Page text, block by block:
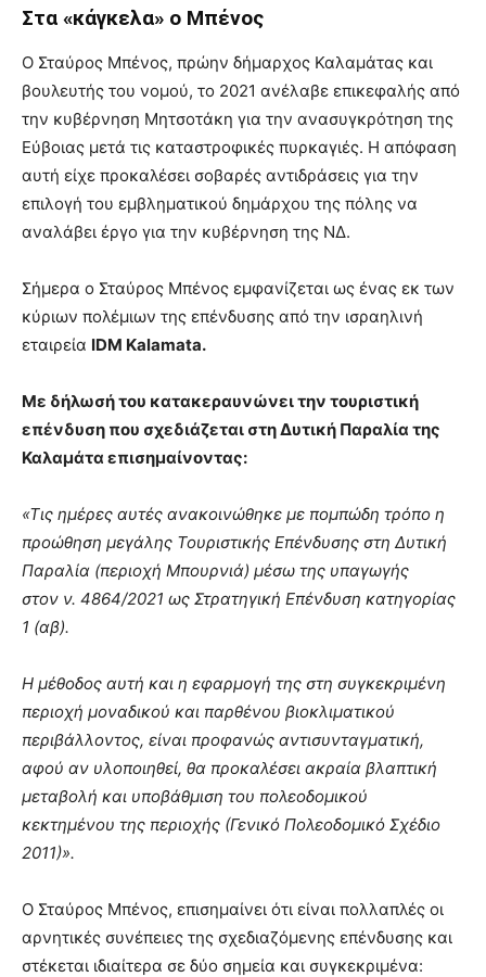
Στα «κάγκελα» ο Μπένος
Ο Σταύρος Μπένος, πρώην δήμαρχος Καλαμάτας και
βουλευτής του νομού, το 2021 ανέλαβε επικεφαλής από
την κυβέρνηση Μητσοτάκη για την ανασυγκρότηση της
Εύβοιας μετά τις καταστροφικές πυρκαγιές. Η απόφαση
αυτή είχε προκαλέσει σοβαρές αντιδράσεις για την
επιλογή του εμβληματικού δημάρχου της πόλης να
αναλάβει έργο για την κυβέρνηση της ΝΔ.
Σήμερα ο Σταύρος Μπένος εμφανίζεται ως ένας εκ των
κύριων πολέμιων της επένδυσης από την ισραηλινή
εταιρεία IDM Kalamata.
Με δήλωσή του κατακεραυνώνει την τουριστική
επένδυση που σχεδιάζεται στη Δυτική Παραλία της
Καλαμάτα επισημαίνοντας:
«Τις ημέρες αυτές ανακοινώθηκε με πομπώδη τρόπο η
προώθηση μεγάλης Τουριστικής Επένδυσης στη Δυτική
Παραλία (περιοχή Μπουρνιά) μέσω της υπαγωγής
στον ν. 4864/2021 ως Στρατηγική Επένδυση κατηγορίας
1 (αβ).
Η μέθοδος αυτή και η εφαρμογή της στη συγκεκριμένη
περιοχή μοναδικού και παρθένου βιοκλιματικού
περιβάλλοντος, είναι προφανώς αντισυνταγματική,
αφού αν υλοποιηθεί, θα προκαλέσει ακραία βλαπτική
μεταβολή και υποβάθμιση του πολεοδομικού
κεκτημένου της περιοχής (Γενικό Πολεοδομικό Σχέδιο
2011)».
Ο Σταύρος Μπένος, επισημαίνει ότι είναι πολλαπλές οι
αρνητικές συνέπειες της σχεδιαζόμενης επένδυσης και
στέκεται ιδιαίτερα σε δύο σημεία και συγκεκριμένα: